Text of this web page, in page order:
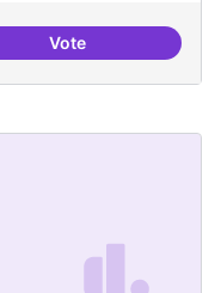
VoteDinàmiques